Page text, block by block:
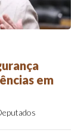
em